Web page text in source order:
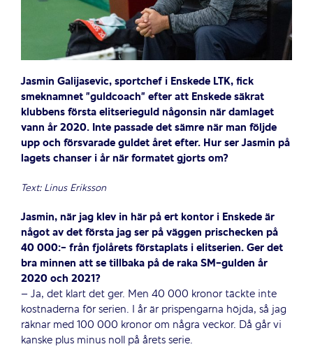
Jasmin Galijasevic, sportchef i Enskede LTK, fick
smeknamnet ”guldcoach” efter att Enskede säkrat
klubbens första elitserieguld någonsin när damlaget
vann år 2020. Inte passade det sämre när man följde
upp och försvarade guldet året efter. Hur ser Jasmin på
lagets chanser i år när formatet gjorts om?
Text: Linus Eriksson
Jasmin, när jag klev in här på ert kontor i Enskede är
något av det första jag ser på väggen prischecken på
40 000:- från fjolårets förstaplats i elitserien. Ger det
bra minnen att se tillbaka på de raka SM-gulden år
2020 och 2021?
– Ja, det klart det ger. Men 40 000 kronor täckte inte
kostnaderna för serien. I år är prispengarna höjda, så jag
räknar med 100 000 kronor om några veckor. Då går vi
kanske plus minus noll på årets serie.